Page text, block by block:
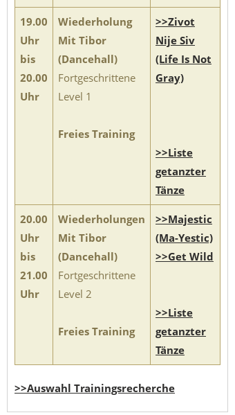
19.00
Uhr
bis
20.00
Uhr
Wiederholung
Mit Tibor
(Dancehall)
Fortgeschrittene
Level 1
Freies Training
>>Zivot
Nije Siv
(Life Is Not
Gray)
>>Liste
getanzter
Tänze
20.00
Uhr
bis
21.00
Uhr
Wiederholungen
Mit Tibor
(Dancehall)
Fortgeschrittene
Level 2
Freies Training
>>Majestic
(Ma-Yestic)
>>Get Wild
>>Liste
getanzter
Tänze
>>Auswahl Trainingsrecherche